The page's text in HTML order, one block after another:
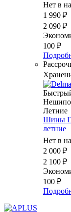
Нет в
1 990 ₽
2 090 ₽
100 ₽
Летние
Шины
летние
Нет в
2 000 ₽
2 100 ₽
100 ₽